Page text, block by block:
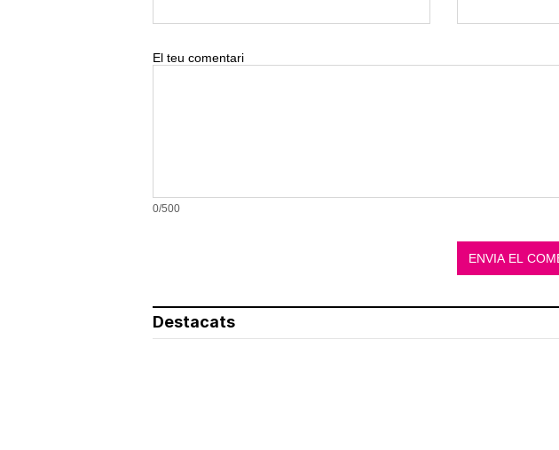
El teu comentari
0/500
Destacats